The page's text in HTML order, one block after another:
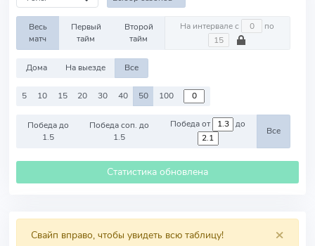
Весь
матч
Первый
тайм
Второй
тайм
На интервале с по
Дома На выезде Все
5 10 15 20 30 40 50 100
Победа до
1.5
Победа соп. до
1.5
Победа от до
Все
Статистика обновлена
×
Свайп вправо, чтобы увидеть всю таблицу!